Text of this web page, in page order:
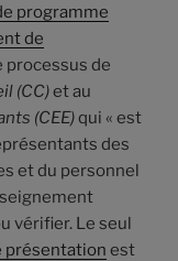
programme
de
processus de
(CC)et au
(CEE)qui « est
des
et du personnel
vérifier. Le seul
présentation est